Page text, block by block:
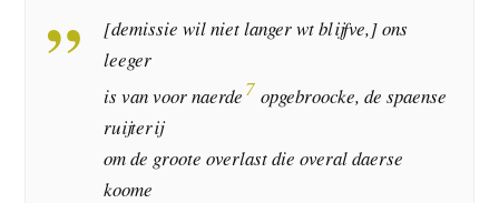
[demissie wil niet langer wt blijfve,] ons
leeger
is van voor naerde7 opgebroocke, de spaense
ruijterij
om de groote overlast die overal daerse
koome